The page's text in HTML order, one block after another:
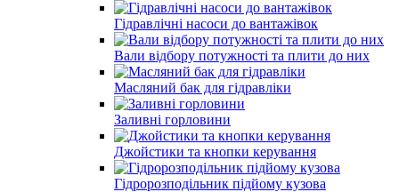
Гідравлічні насоси до вантажівок
Вали відбору потужності та плити до них
Масляний бак для гідравліки
Заливні горловини
Джойстики та кнопки керування
Гідророзподільник підйому кузова